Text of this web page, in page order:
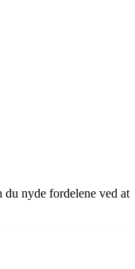
du nyde fordelene ved at